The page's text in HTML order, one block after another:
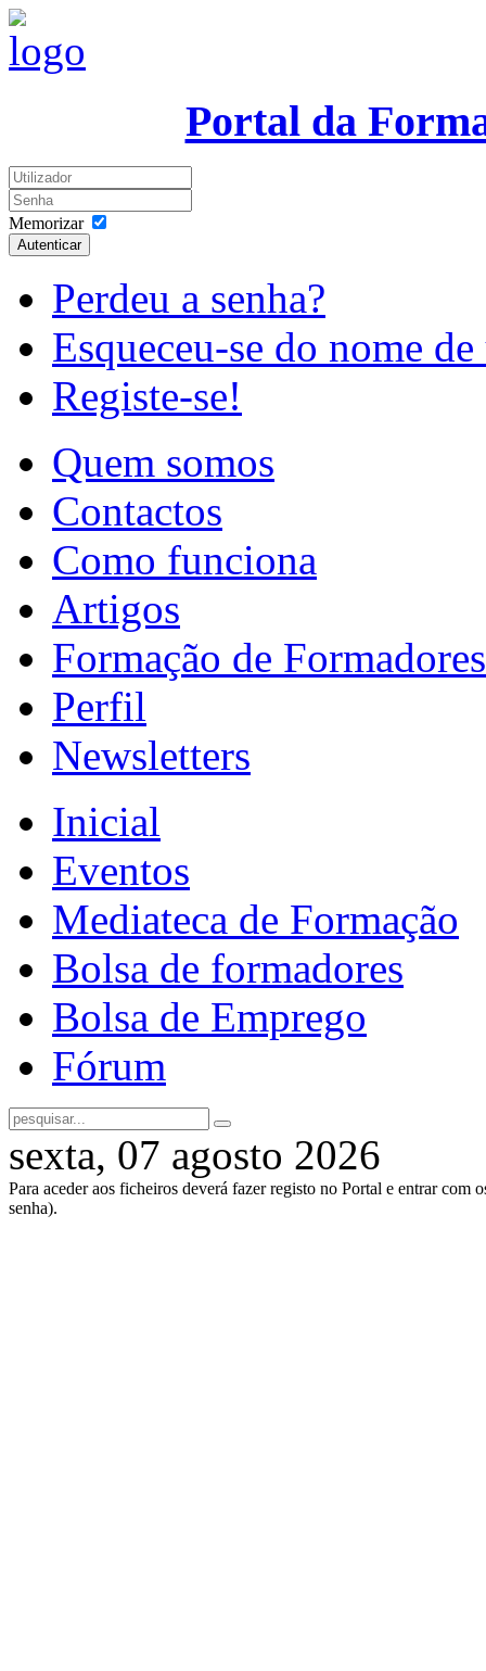
Portal da
Memorizar
Autenticar
Perdeu a senha?
Esqueceu-se do nome
Registe-se!
Quem somos
Contactos
Como funciona
Artigos
Formação de Formadores
Perfil
Newsletters
Inicial
Eventos
Mediateca de Formação
Bolsa de formadores
Bolsa de Emprego
Fórum
sexta, 07 agosto 2026
Para aceder aos ficheiros deverá fazer registo no Portal e entrar com
senha).